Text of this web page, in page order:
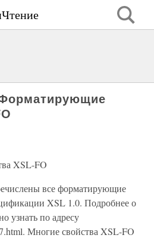
XSL-FO
все форматирующие
XSL 1.0. Подробнее о
узнать по адресу
Многие свойства XSL-FO